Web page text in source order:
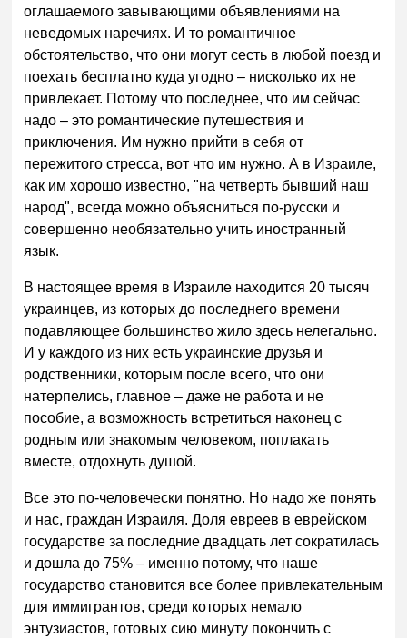
оглашаемого завывающими объявлениями на
неведомых наречиях. И то романтичное
обстоятельство, что они могут сесть в любой поезд и
поехать бесплатно куда угодно – нисколько их не
привлекает. Потому что последнее, что им сейчас
надо – это романтические путешествия и
приключения. Им нужно прийти в себя от
пережитого стресса, вот что им нужно. А в Израиле,
как им хорошо известно, "на четверть бывший наш
народ", всегда можно объясниться по-русски и
совершенно необязательно учить иностранный
язык.
В настоящее время в Израиле находится 20 тысяч
украинцев, из которых до последнего времени
подавляющее большинство жило здесь нелегально.
И у каждого из них есть украинские друзья и
родственники, которым после всего, что они
натерпелись, главное – даже не работа и не
пособие, а возможность встретиться наконец с
родным или знакомым человеком, поплакать
вместе, отдохнуть душой.
Все это по-человечески понятно. Но надо же понять
и нас, граждан Израиля. Доля евреев в еврейском
государстве за последние двадцать лет сократилась
и дошла до 75% – именно потому, что наше
государство становится все более привлекательным
для иммигрантов, среди которых немало
энтузиастов, готовых сию минуту покончить с